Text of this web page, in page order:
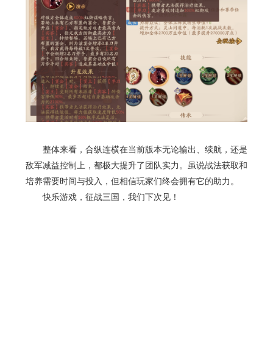
整体来看，合纵连横在当前版本无论输出、续航，还是
敌军减益控制上，都极大提升了团队实力。虽说战法获取和
培养需要时间与投入，但相信玩家们终会拥有它的助力。
快乐游戏，征战三国，我们下次见！